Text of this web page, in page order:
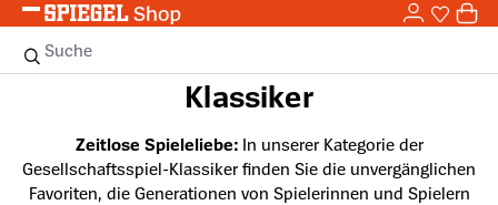
Zum Hauptinhalt springen 0
Suche
Klassiker
Zeitlose Spieleliebe: In unserer Kategorie der
Gesellschaftsspiel-Klassiker finden Sie die unvergänglichen
Favoriten, die Generationen von Spielerinnen und Spielern